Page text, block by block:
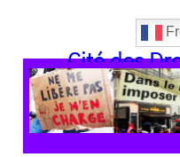
contenu Cité des